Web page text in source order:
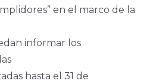
en el marco de la
informar los
hasta el 31 de